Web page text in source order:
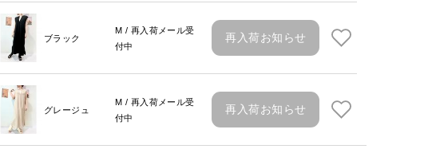
ブラック
M / 再入荷メール受
付中
再入荷お知らせ
グレージュ
M / 再入荷メール受
付中
再入荷お知らせ